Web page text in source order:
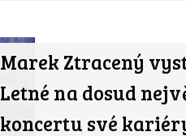
Marek Ztracený
Letné na dosud
koncertu své